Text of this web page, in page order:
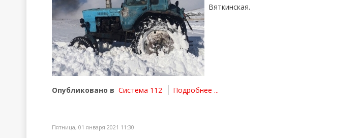
Вяткинская.
Опубликовано в Система 112 Подробнее ...
Пятница, 01 января 2021 11:30